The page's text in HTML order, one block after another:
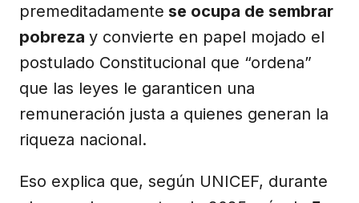
premeditadamente se ocupa de sembrar
pobreza y convierte en papel mojado el
postulado Constitucional que “ordena”
que las leyes le garanticen una
remuneración justa a quienes generan la
riqueza nacional.
Eso explica que, según UNICEF, durante